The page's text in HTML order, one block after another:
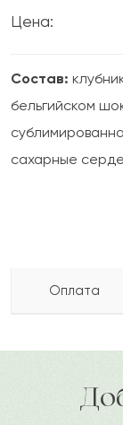
Цена:
Состав:
бельгийском
сахарные
Оплата
доставка по
М